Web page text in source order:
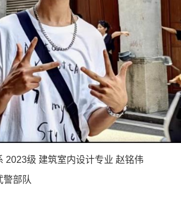
2023级 建筑室内设计专业 赵铭伟
警部队